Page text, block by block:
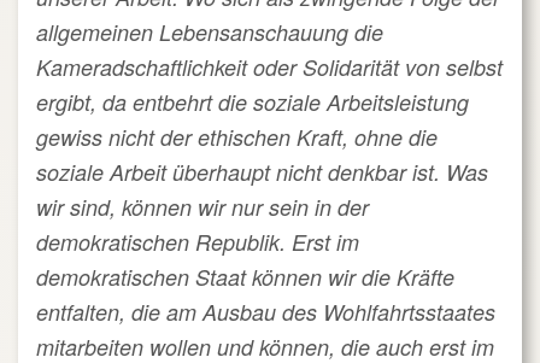
allgemeinen Lebensanschauung die
Kameradschaftlichkeit oder Solidarität von selbst
ergibt, da entbehrt die soziale Arbeitsleistung
gewiss nicht der ethischen Kraft, ohne die
soziale Arbeit überhaupt nicht denkbar ist. Was
wir sind, können wir nur sein in der
demokratischen Republik. Erst im
demokratischen Staat können wir die Kräfte
entfalten, die am Ausbau des Wohlfahrtsstaates
mitarbeiten wollen und können, die auch erst im